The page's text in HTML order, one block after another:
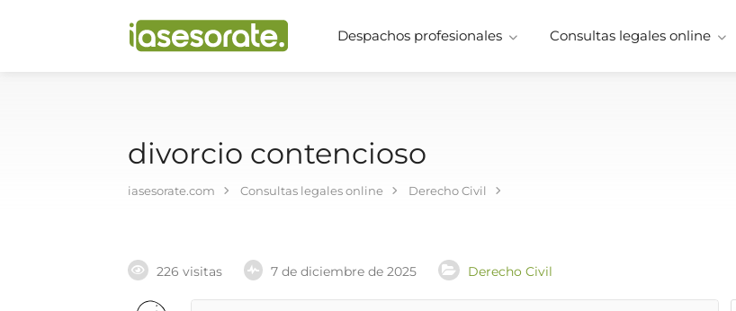
Despachos profesionales Consultas legales online
divorcio contencioso
iasesorate.com Consultas legales online Derecho Civil
226 visitas 7 de diciembre de 2025 Derecho Civil